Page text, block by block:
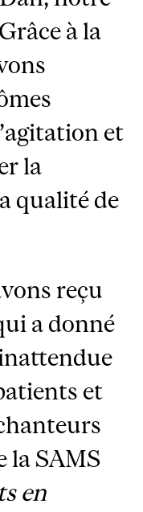
à la
et
la
qualité de
reçu
a donné
et
la SAMS
en